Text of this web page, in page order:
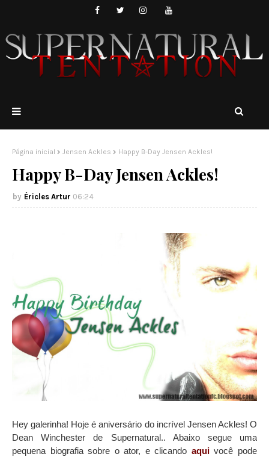
Página inicial Jensen Ackles Happy B-Day Jensen Ackles!
Happy B-Day Jensen Ackles!
Éricles Artur 06:24
Hey galerinha! Hoje é aniversário do incrível Jensen Ackles! O
Dean Winchester de Supernatural.. Abaixo segue uma
pequena biografia sobre o ator, e clicando aquivocê pode